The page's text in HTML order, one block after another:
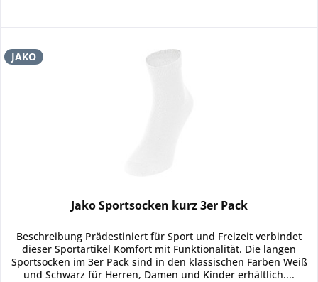
JAKO
Jako Sportsocken kurz 3er Pack
Beschreibung Prädestiniert für Sport und Freizeit verbindet
dieser Sportartikel Komfort mit Funktionalität. Die langen
Sportsocken im 3er Pack sind in den klassischen Farben Weiß
und Schwarz für Herren, Damen und Kinder erhältlich....